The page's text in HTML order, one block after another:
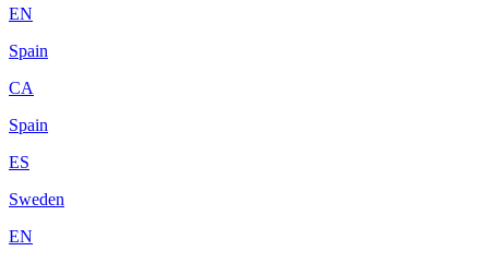
EN
Spain
CA
Spain
ES
Sweden
EN